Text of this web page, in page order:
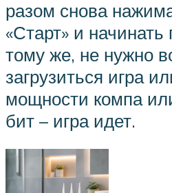
разом снова
«Старт» и
тому же, не нужно
загрузиться игра
мощности компа
бит – игра идет.